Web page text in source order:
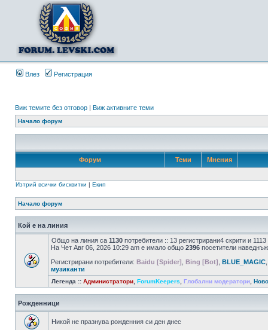
Влез Регистрация
Виж темите без отговор | Виж активните теми
Начало форум
Форум Теми Мнения
Изтрий всички бисквитки | Екип
Начало форум
Кой е на линия
Общо на линия са 1130 потребители :: 13 регистрирани4 скрити и
На Чет Авг 06, 2026 10:29 am е имало общо 2396 посетители
Регистрирани потребители: Baidu [Spider] Bing [Bot] BLUE_MAGIC
музиканти
Легенда :: Администратори ForumKeepers Глобални модератори
Рожденници
Никой не празнува рожденния си ден днес